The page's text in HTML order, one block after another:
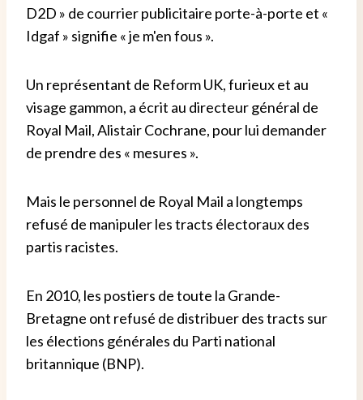
D2D » de courrier publicitaire porte-à-porte et «
Idgaf » signifie « je m'en fous ».
Un représentant de Reform UK, furieux et au
visage gammon, a écrit au directeur général de
Royal Mail, Alistair Cochrane, pour lui demander
de prendre des « mesures ».
Mais le personnel de Royal Mail a longtemps
refusé de manipuler les tracts électoraux des
partis racistes.
En 2010, les postiers de toute la Grande-
Bretagne ont refusé de distribuer des tracts sur
les élections générales du Parti national
britannique (BNP).